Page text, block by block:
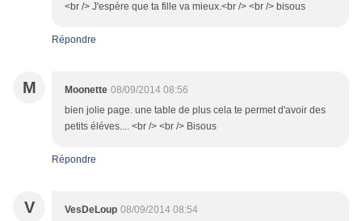
<br /> J'espère que ta fille va mieux.<br /> <br /> bisous
Répondre
M Moonette 08/09/2014 08:56
bien jolie page. une table de plus cela te permet d'avoir des
petits éléves.... <br /> <br /> Bisous
Répondre
V VesDeLoup 08/09/2014 08:54